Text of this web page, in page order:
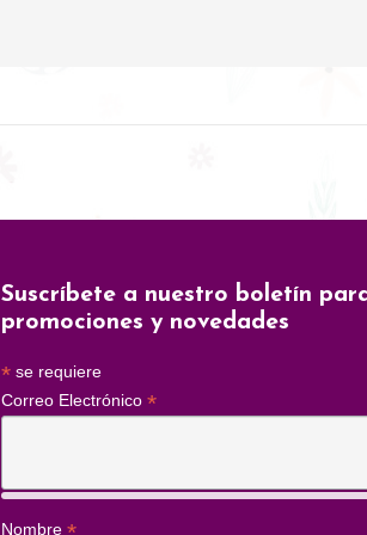
Suscríbete a nuestro boletín
promociones y novedades
* se requiere
Correo Electrónico *
Nombre